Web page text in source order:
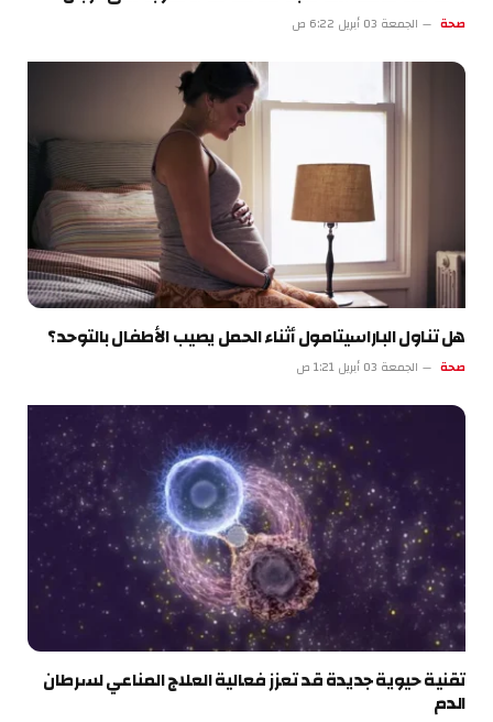
صحة الجمعة 03 أبريل 6:22 ص
هل تناول الباراسيتامول أثناء الحمل يصيب الأطفال بالتوحد؟
صحة الجمعة 03 أبريل 1:21 ص
تقنية حيوية جديدة قد تعزز فعالية العلاج المناعي لسرطان
الدم